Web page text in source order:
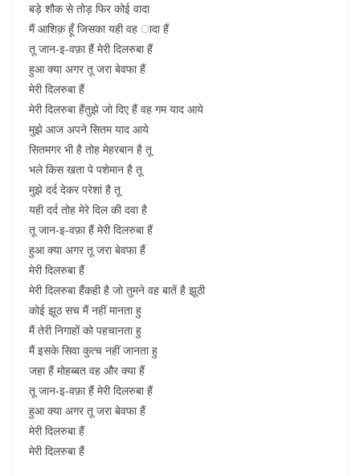
बड़े शौक से तोड़ फिर कोई वादा
मैं आशिक़ हूँ जिसका यही वह ादा हैं
तू जान-इ-वफ़ा हैं मेरी दिलरुबा हैं
हुआ क्या अगर तू जरा बेवफा हैं
मेरी दिलरुबा हैं
मेरी दिलरुबा हैंतुझे जो दिए हैं वह गम याद आये
मुझे आज अपने सितम याद आये
सितमगर भी है तोह मेहरबान है तू
भले किस खता पे पशेमान है तू
मुझे दर्द देकर परेशां है तू
यही दर्द तोह मेरे दिल की दवा है
तू जान-इ-वफ़ा हैं मेरी दिलरुबा हैं
हुआ क्या अगर तू जरा बेवफा हैं
मेरी दिलरुबा हैं
मेरी दिलरुबा हैंकही है जो तुमने वह बातें है झूठी
कोई झूठ सच मैं नहीं मानता हु
मैं तेरी निगाहों को पहचानता हु
मैं इसके सिवा कुत्च नहीं जानता हु
जहा हैं मोहब्बत वह और क्या हैं
तू जान-इ-वफ़ा हैं मेरी दिलरुबा हैं
हुआ क्या अगर तू जरा बेवफा हैं
मेरी दिलरुबा हैं
मेरी दिलरुबा हैं